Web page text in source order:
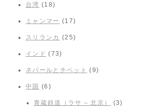
台湾 (18)
ミャンマー (17)
スリランカ (25)
インド (73)
ネパールとチベット (9)
中国 (6)
青蔵鉄道（ラサ – 北京） (3)